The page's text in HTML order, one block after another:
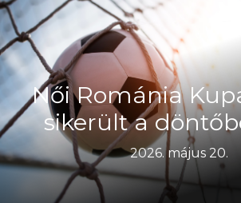
Női Románia
sikerült a
2026. május 20.